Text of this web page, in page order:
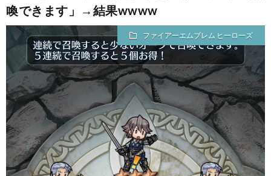
ー
ム
ま
と
喚できます」→結果wwww
ファイアーエムブレム ヒーローズ